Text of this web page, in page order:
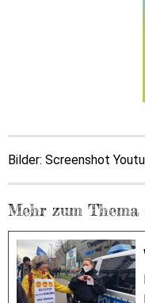
Bilder: Screenshot
Mehr zum Thema